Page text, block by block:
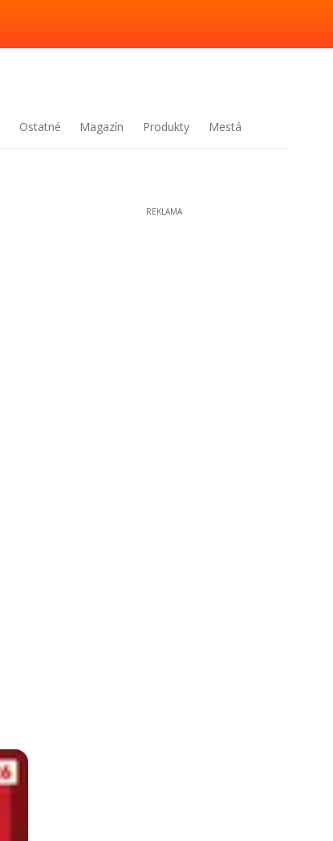
Ostatné Magazín Produkty Mestá
REKLAMA